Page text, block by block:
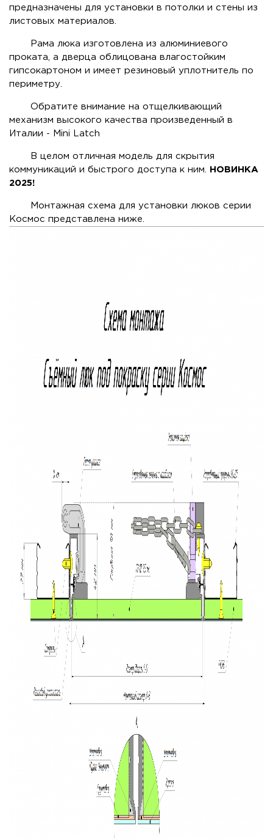
предназначены для установки в потолки и стены из
листовых материалов.
Рама люка изготовлена из алюминиевого
проката, а дверца облицована влагостойким
гипсокартоном и имеет резиновый уплотнитель по
периметру.
Обратите внимание на отщелкивающий
механизм высокого качества произведенный в
Италии - Mini Latch
В целом отличная модель для скрытия
коммуникаций и быстрого доступа к ним.
НОВИНКА
2025!
Монтажная схема для установки люков серии
Космос представлена ниже.